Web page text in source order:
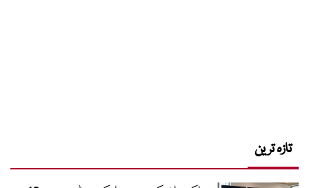
تازہ ترین